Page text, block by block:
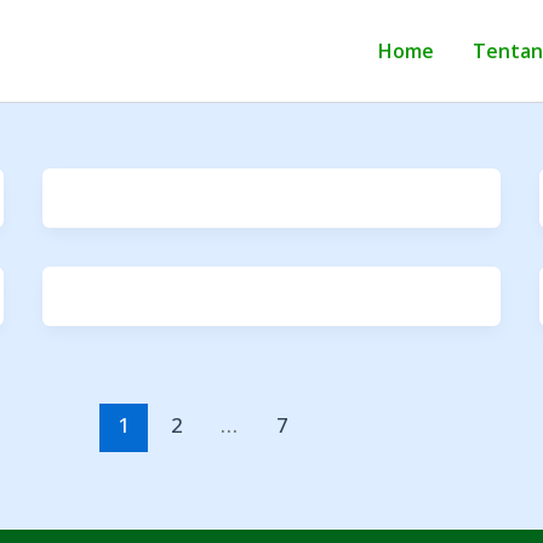
Home
1 2 … 7